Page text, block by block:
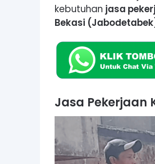
kebutuhan jasa
Bekasi
Jasa Pekerjaan